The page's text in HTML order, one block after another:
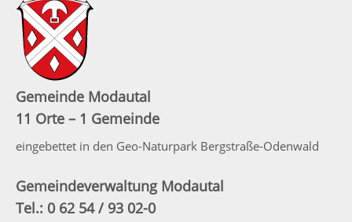
Gemeinde Modautal
11 Orte – 1 Gemeinde
eingebettet in den Geo-Naturpark Bergstraße-Odenwald
Gemeindeverwaltung Modautal
Tel.: 0 62 54 / 93 02-0